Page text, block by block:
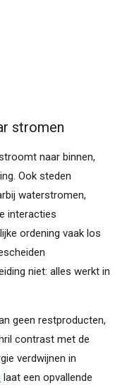
stromen
naar binnen,
Ook steden
waterstromen,
interacties
ordening vaak los
niet: alles werkt in
geen restproducten,
contrast met de
verdwijnen in
laat een opvallende